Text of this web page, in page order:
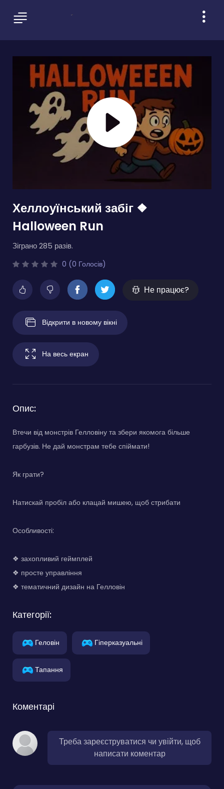
Хеллоуїнський забіг ❖
Halloween Run
Зіграно 285 разів.
0 (0 Голосів)
Не працює?
Відкрити в новому вікні
На весь екран
Опис:
Втечи від монстрів Гелловіну та збери якомога більше
гарбузів. Не дай монстрам тебе спіймати!
Як грати?
Натискай пробіл або клацай мишею, щоб стрибати
Особливості:
❖ захопливий геймплей
❖ просте управління
❖ тематичний дизайн на Гелловін
Категорії:
Геловін Гіперказуальні
Тапання
Коментарі
Треба зареєструватися чи увійти, щоб
написати коментар